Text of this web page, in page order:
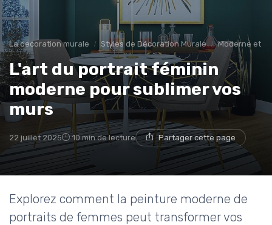
La decoration murale Styles de Décoration Murale Moderne et
L'art du portrait féminin
moderne pour sublimer vos
murs
22 juillet 2025 10 min de lecture Partager cette page
Explorez comment la peinture moderne de
portraits de femmes peut transformer vos